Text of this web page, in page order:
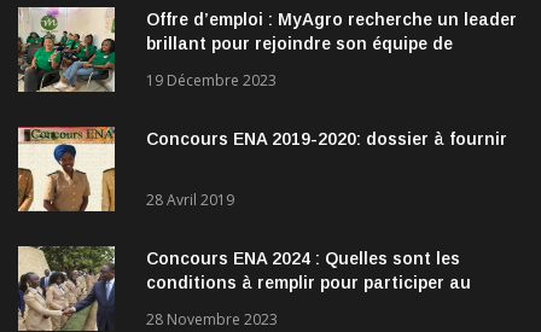
Offre d’emploi : MyAgro recherche un leader
brillant pour rejoindre son équipe de
19 Décembre 2023
Concours ENA 2019-2020: dossier à fournir
28 Avril 2019
Concours ENA 2024 : Quelles sont les
conditions à remplir pour participer au
28 Novembre 2023